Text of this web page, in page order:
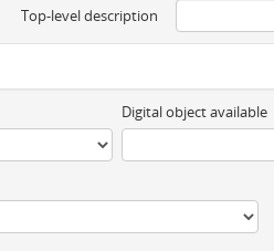
Top-level description
Digital object available